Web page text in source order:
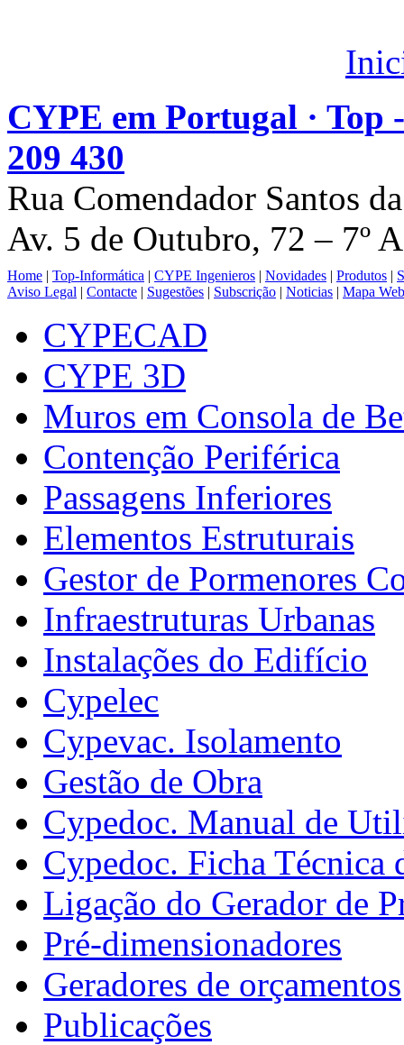
CYPE em Portugal ·
209 430
Rua Comendador Santos
Av. 5 de Outubro, 72 – 7º
Home | Top-Informática | CYPE Ingenieros | Novidades | Produtos |
Aviso Legal | Contacte | Sugestões | Subscrição | Noticias | Mapa Web
CYPECAD
CYPE 3D
Muros em Consola de
Contenção Periférica
Passagens Inferiores
Elementos Estruturais
Gestor de Pormenores
Infraestruturas Urbanas
Instalações do Edifício
Cypelec
Cypevac. Isolamento
Gestão de Obra
Cypedoc. Manual de
Cypedoc. Ficha Técnica
Ligação do Gerador de
Pré-dimensionadores
Geradores de orçamentos
Publicações